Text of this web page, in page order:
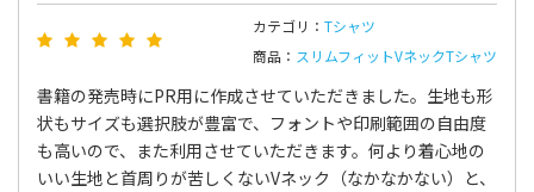
カテゴリ： Tシャツ
商品： スリムフィットVネックTシャツ
書籍の発売時にPR用に作成させていただきました。生地も形
状もサイズも選択肢が豊富で、フォントや印刷範囲の自由度
も高いので、また利用させていただきます。何より着心地の
いい生地と首周りが苦しくないVネック（なかなかない）と、